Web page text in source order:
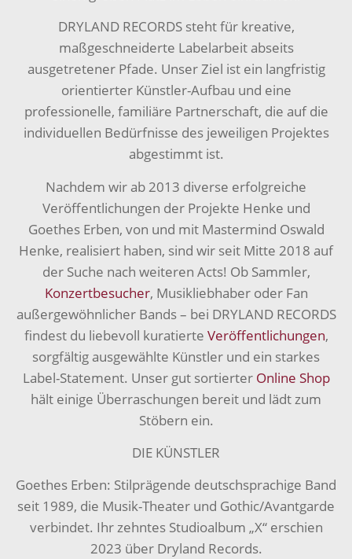
DRYLAND RECORDS steht für kreative,
maßgeschneiderte Labelarbeit abseits
ausgetretener Pfade. Unser Ziel ist ein langfristig
orientierter Künstler-Aufbau und eine
professionelle, familiäre Partnerschaft, die auf die
individuellen Bedürfnisse des jeweiligen Projektes
abgestimmt ist.
Nachdem wir ab 2013 diverse erfolgreiche
Veröffentlichungen der Projekte Henke und
Goethes Erben, von und mit Mastermind Oswald
Henke, realisiert haben, sind wir seit Mitte 2018 auf
der Suche nach weiteren Acts! Ob Sammler,
Konzertbesucher, Musikliebhaber oder Fan
außergewöhnlicher Bands – bei DRYLAND RECORDS
findest du liebevoll kuratierte Veröffentlichungen,
sorgfältig ausgewählte Künstler und ein starkes
Label-Statement. Unser gut sortierter Online Shop
hält einige Überraschungen bereit und lädt zum
Stöbern ein.
DIE KÜNSTLER
Goethes Erben: Stilprägende deutschsprachige Band
seit 1989, die Musik-Theater und Gothic/Avantgarde
verbindet. Ihr zehntes Studioalbum „X“ erschien
2023 über Dryland Records.